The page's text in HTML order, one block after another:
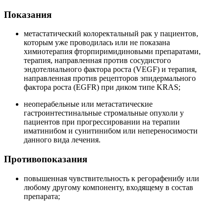
Показания
метастатический колоректальный рак у пациентов,
которым уже проводилась или не показана
химиотерапия фторпиримидиновыми препаратами,
терапия, направленная против сосудистого
эндотелиального фактора роста (VEGF) и терапия,
направленная против рецепторов эпидермального
фактора роста (EGFR) при диком типе KRAS;
неоперабельные или метастатические
гастроинтестинальные стромальные опухоли у
пациентов при прогрессировании на терапии
иматинибом и сунитинибом или непереносимости
данного вида лечения.
Противопоказания
повышенная чувствительность к регорафенибу или
любому другому компоненту, входящему в состав
препарата;